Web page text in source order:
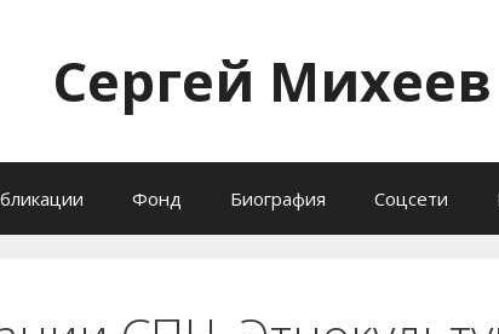
Сергей Михеев
Фонд Биография Соцсети